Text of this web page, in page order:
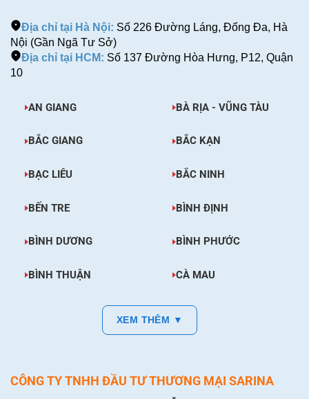
Địa chỉ tại Hà Nội: Số 226 Đường Láng, Đống Đa, Hà
Nội (Gần Ngã Tư Sở)
Địa chỉ tại HCM: Số 137 Đường Hòa Hưng, P12, Quận
10
AN GIANG BÀ RỊA - VŨNG TÀU
BẮC GIANG BẮC KẠN
BẠC LIÊU BẮC NINH
BẾN TRE BÌNH ĐỊNH
BÌNH DƯƠNG BÌNH PHƯỚC
BÌNH THUẬN CÀ MAU
XEM THÊM ▼
CÔNG TY TNHH ĐẦU TƯ THƯƠNG MẠI SARINA